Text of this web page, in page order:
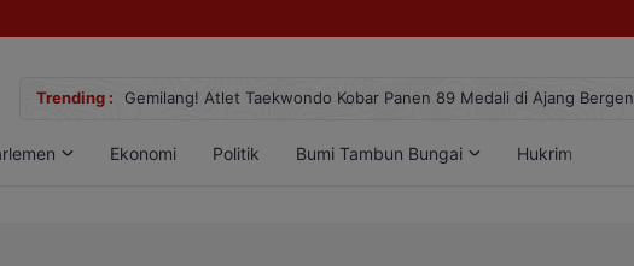
Trending : Gemilang! Atlet Taekwondo Kobar Panen 89 Medali di Ajang
Ekonomi Politik Bumi Tambun Bungai Hukrim